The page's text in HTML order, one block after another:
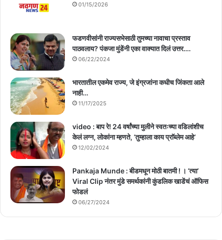
01/15/2026
फडणवीसांनी राज्यसभेसाठी तुमच्या नावाचा प्रस्ताव
पाठवलाय? पंकजा मुंडेंनी एका वाक्यात दिलं उत्तर….
06/22/2024
भारतातील एकमेव राज्य, जे इंग्रजांना कधीच जिंकता आले
नाही…
11/17/2025
video : बाप रे! 24 वर्षांच्या मुलीने स्वतःच्या वडिलांशीच
केलं लग्न, लोकांना म्हणते, ‘तुम्हाला काय प्राॅब्लेम आहे’
12/02/2024
Pankaja Munde : बीडमधून मोठी बातमी ! । ‘त्या’
Viral Clip नंतर मुंडे समर्थकांनी कुंडलिक खाडेंचं ऑफिस
फोडलं
06/27/2024